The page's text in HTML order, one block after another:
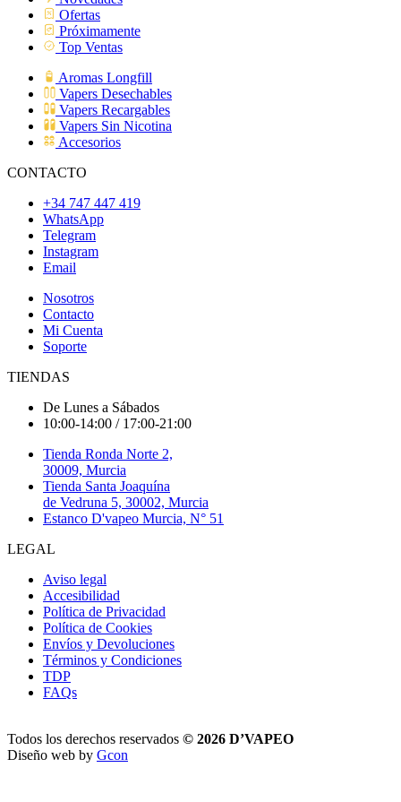
Ofertas
Próximamente
Top Ventas
Aromas Longfill
Vapers Desechables
Vapers Recargables
Vapers Sin Nicotina
Accesorios
CONTACTO
+34 747 447 419
WhatsApp
Telegram
Instagram
Email
Nosotros
Contacto
Mi Cuenta
Soporte
TIENDAS
De Lunes a Sábados
10:00-14:00 / 17:00-21:00
Tienda Ronda Norte 2,
30009, Murcia
Tienda Santa Joaquína
de Vedruna 5, 30002, Murcia
Estanco D'vapeo Murcia, N° 51
LEGAL
Aviso legal
Accesibilidad
Política de Privacidad
Política de Cookies
Envíos y Devoluciones
Términos y Condiciones
TDP
FAQs
Todos los derechos reservados © 2026 D’VAPEO
Diseño web by Gcon